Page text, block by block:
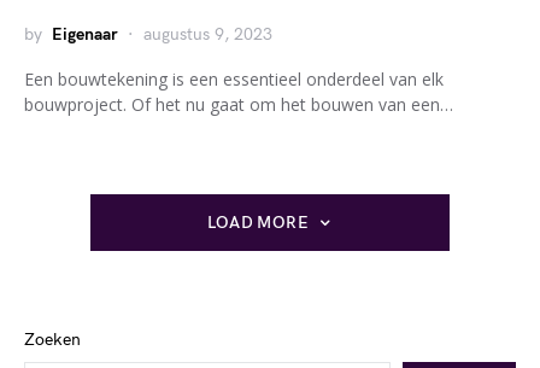
by Eigenaar augustus 9, 2023
Een bouwtekening is een essentieel onderdeel van elk
bouwproject. Of het nu gaat om het bouwen van een…
LOAD MORE
Zoeken